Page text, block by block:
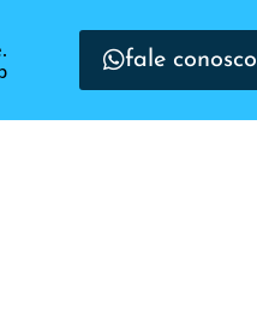
fale conosco